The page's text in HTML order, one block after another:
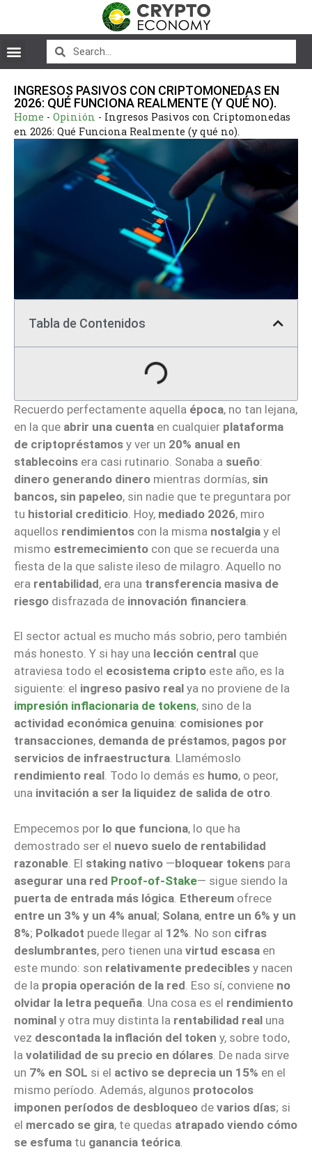
INGRESOS PASIVOS CON CRIPTOMONEDAS EN
2026: QUÉ FUNCIONA REALMENTE (Y QUÉ NO).
Home - Opinión - Ingresos Pasivos con Criptomonedas
en 2026: Qué Funciona Realmente (y qué no).
Tabla de Contenidos
Recuerdo perfectamente aquella época, no tan lejana,
en la que abrir una cuenta en cualquier plataforma
de criptopréstamos y ver un 20% anual en
stablecoins era casi rutinario. Sonaba a sueño:
dinero generando dinero mientras dormías, sin
bancos, sin papeleo, sin nadie que te preguntara por
tu historial crediticio . Hoy, mediado 2026, miro
aquellos rendimientos con la misma nostalgia y el
mismo estremecimiento con que se recuerda una
fiesta de la que saliste ileso de milagro. Aquello no
era rentabilidad, era una transferencia masiva de
riesgo disfrazada de innovación financiera
El sector actual es mucho más sobrio, pero también
más honesto. Y si hay una lección central que
atraviesa todo el ecosistema cripto este año, es la
siguiente: el ingreso pasivo real ya no proviene de la
impresión inflacionaria de tokens, sino de la
actividad económica genuina: comisiones por
transacciones, demanda de préstamos, pagos por
servicios de infraestructura. Llamémoslo
rendimiento real. Todo lo demás es humo, o peor,
una invitación a ser la liquidez de salida de otro.
Empecemos por lo que funciona, lo que ha
demostrado ser el nuevo suelo de rentabilidad
razonable . El staking nativo —bloquear tokens para
asegurar una red Proof-of-Stake— sigue siendo la
puerta de entrada más lógica Ethereum ofrece
entre un 3% y un 4% anual; Solana, entre un 6% y un
8%; Polkadot puede llegar al 12% . No son cifras
deslumbrantes, pero tienen una virtud escasa en
este mundo: son relativamente predecibles y nacen
de la propia operación de la red . Eso sí, conviene no
olvidar la letra pequeña . Una cosa es el rendimiento
nominal y otra muy distinta la rentabilidad real una
vez descontada la inflación del token y, sobre todo,
la volatilidad de su precio en dólares . De nada sirve
un 7% en SOL si el activo se deprecia un 15% en el
mismo período. Además, algunos protocolos
imponen períodos de desbloqueo de varios días; si
el mercado se gira, te quedas atrapado viendo cómo
se esfuma tu ganancia teórica